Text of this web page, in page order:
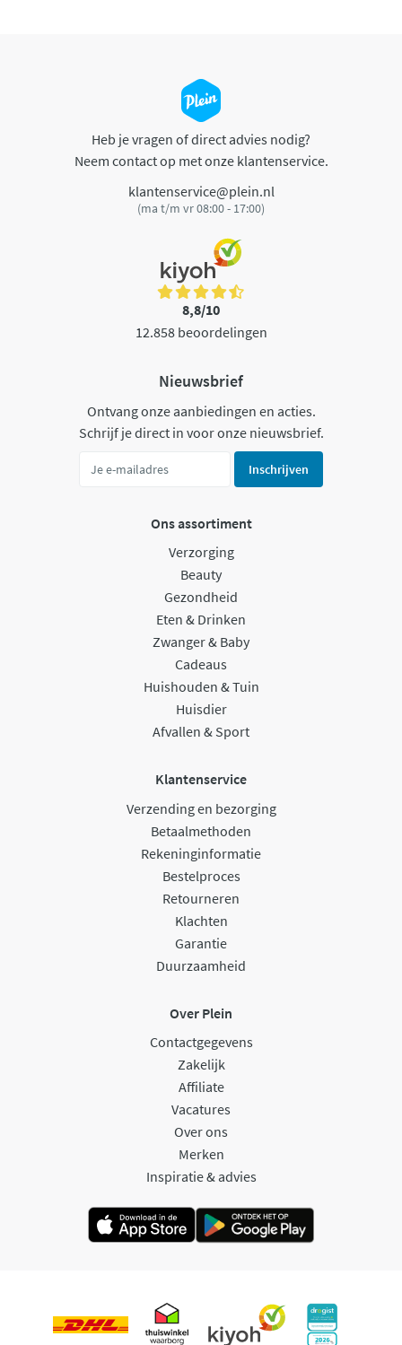
Heb je vragen of direct advies nodig?
Neem contact op met onze klantenservice.
klantenservice@plein.nl
(ma t/m vr 08:00 - 17:00)
8,8/10
12.858 beoordelingen
Nieuwsbrief
Ontvang onze aanbiedingen en acties.
Schrijf je direct in voor onze nieuwsbrief.
Inschrijven
Ons assortiment
Verzorging
Beauty
Gezondheid
Eten & Drinken
Zwanger & Baby
Cadeaus
Huishouden & Tuin
Huisdier
Afvallen & Sport
Klantenservice
Verzending en bezorging
Betaalmethoden
Rekeninginformatie
Bestelproces
Retourneren
Klachten
Garantie
Duurzaamheid
Over Plein
Contactgegevens
Zakelijk
Affiliate
Vacatures
Over ons
Merken
Inspiratie & advies